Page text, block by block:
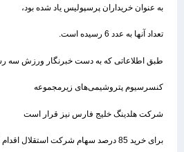
به عنوان خریداران پرسپولیس یاد شده بود،
تعداد آنها به عدد 6 رسیده است.
طبق اطلاعاتی که به دست خبرنگار ورزش سه
کنسرسیوم پتروشیمی‌های زیرمجموعه
شرکت هلدینگ خلیج فارس نیز قرار است
برای خرید 85 درصد سهام شرکت استقلال اقدام کرده